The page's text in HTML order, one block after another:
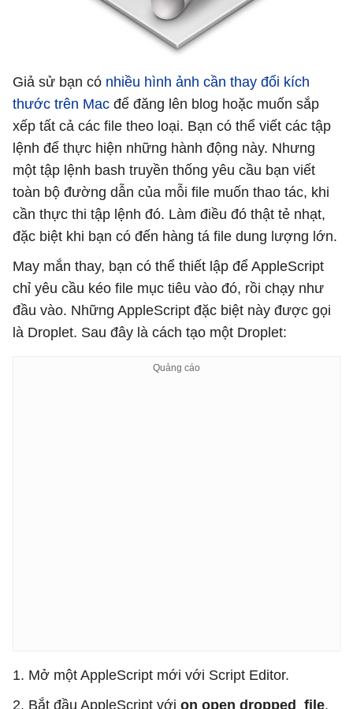
Giả sử bạn có nhiều hình ảnh cần thay đổi kích
thước trên Mac để đăng lên blog hoặc muốn sắp
xếp tất cả các file theo loại. Bạn có thể viết các tập
lệnh để thực hiện những hành động này. Nhưng
một tập lệnh bash truyền thống yêu cầu bạn viết
toàn bộ đường dẫn của mỗi file muốn thao tác, khi
cần thực thi tập lệnh đó. Làm điều đó thật tẻ nhạt,
đặc biệt khi bạn có đến hàng tá file dung lượng lớn.
May mắn thay, bạn có thể thiết lập để AppleScript
chỉ yêu cầu kéo file mục tiêu vào đó, rồi chạy như
đầu vào. Những AppleScript đặc biệt này được gọi
là Droplet. Sau đây là cách tạo một Droplet:
1. Mở một AppleScript mới với Script Editor.
2. Bắt đầu AppleScript với on open dropped_file.